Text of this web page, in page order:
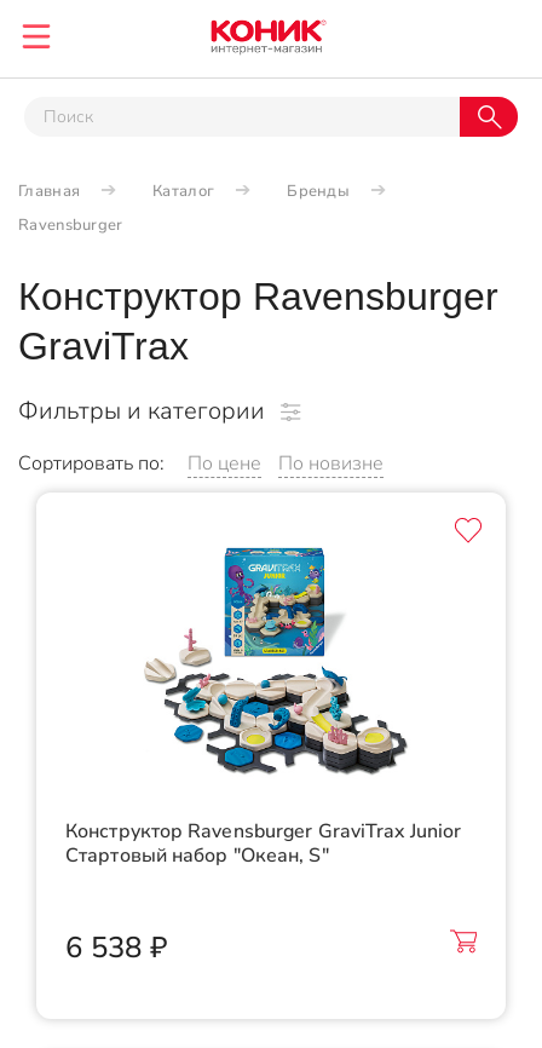
Главная Каталог
Бренды
Ravensburger
Конструктор Ravensburger
GraviTrax
Фильтры и категории
Сортировать по: По цене По новизне
Конструктор Ravensburger GraviTrax Junior
Стартовый набор "Океан, S"
6 538 ₽